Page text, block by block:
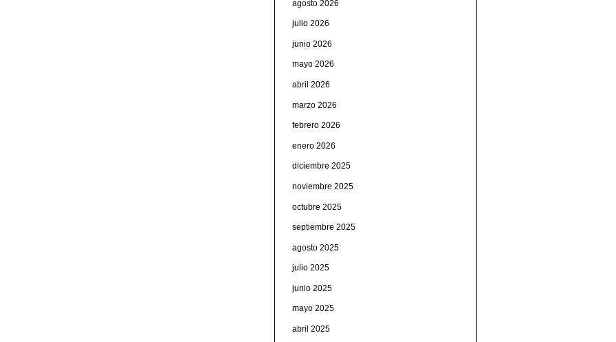
agosto 2026
julio 2026
junio 2026
mayo 2026
abril 2026
marzo 2026
febrero 2026
enero 2026
diciembre 2025
noviembre 2025
octubre 2025
septiembre 2025
agosto 2025
julio 2025
junio 2025
mayo 2025
abril 2025